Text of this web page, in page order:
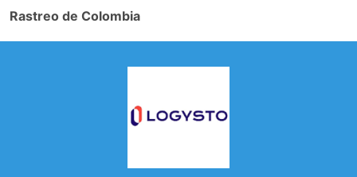
Rastreo de Colombia